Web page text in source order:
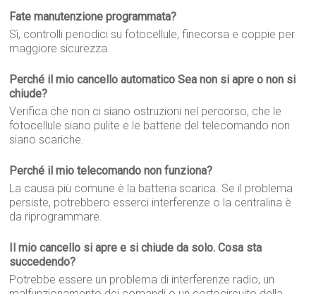
Fate manutenzione programmata?
Sì, controlli periodici su fotocellule, finecorsa e coppie per
maggiore sicurezza.
Perché il mio cancello automatico Sea non si apre o non si
chiude?
Verifica che non ci siano ostruzioni nel percorso, che le
fotocellule siano pulite e le batterie del telecomando non
siano scariche.
Perché il mio telecomando non funziona?
La causa più comune è la batteria scarica. Se il problema
persiste, potrebbero esserci interferenze o la centralina è
da riprogrammare.
Il mio cancello si apre e si chiude da solo. Cosa sta
succedendo?
Potrebbe essere un problema di interferenze radio, un